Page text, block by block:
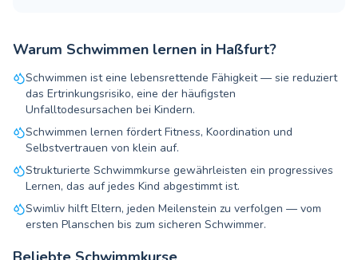
Warum Schwimmen lernen in Haßfurt?
Schwimmen ist eine lebensrettende Fähigkeit — sie reduziert
das Ertrinkungsrisiko, eine der häufigsten
Unfalltodesursachen bei Kindern.
Schwimmen lernen fördert Fitness, Koordination und
Selbstvertrauen von klein auf.
Strukturierte Schwimmkurse gewährleisten ein progressives
Lernen, das auf jedes Kind abgestimmt ist.
Swimliv hilft Eltern, jeden Meilenstein zu verfolgen — vom
ersten Planschen bis zum sicheren Schwimmer.